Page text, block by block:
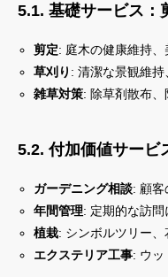
5.1. 基礎サービス：
剪定: 庭木の健康維持、
草刈り : 清潔な景観維持
雑草対策: 除草剤散布
5.2. 付加価値サービ
ガーデニング相談: 顧客
年間管理: 定期的な訪
植栽: シンボルツリー
エクステリア工事: ウッ